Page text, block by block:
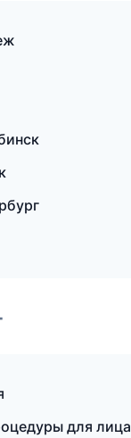
для лица